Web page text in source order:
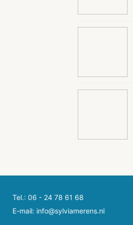
Tel.: 06 - 24 78 61 68
E-mail: info@sylviamerens.nl